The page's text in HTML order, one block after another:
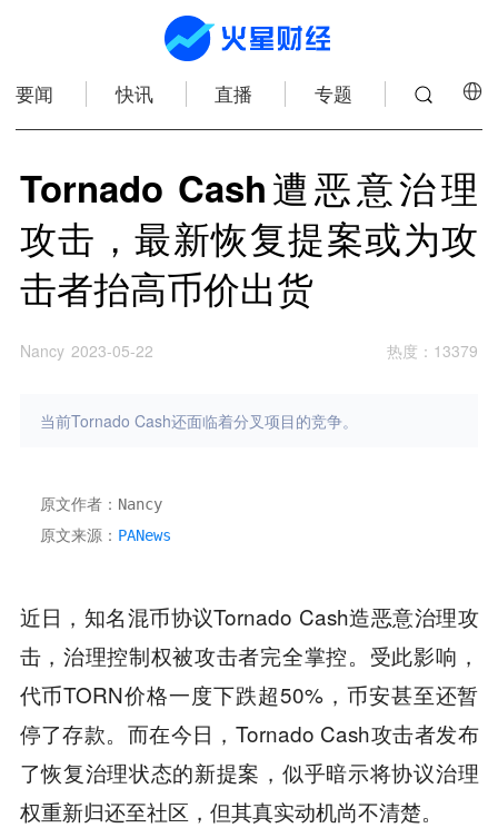
要闻 快讯 直播 专题
Tornado Cash遭恶意治理
攻击，最新恢复提案或为攻
击者抬高币价出货
Nancy 2023-05-22 热度 ： 13379
当前Tornado Cash还面临着分叉项目的竞争。
原文作者：Nancy
原文来源： PANews
近日，知名混币协议Tornado Cash造恶意治理攻
击，治理控制权被攻击者完全掌控。受此影响，
代币TORN价格一度下跌超50%，币安甚至还暂
停了存款。而在今日，Tornado Cash攻击者发布
了恢复治理状态的新提案，似乎暗示将协议治理
权重新归还至社区，但其真实动机尚不清楚。